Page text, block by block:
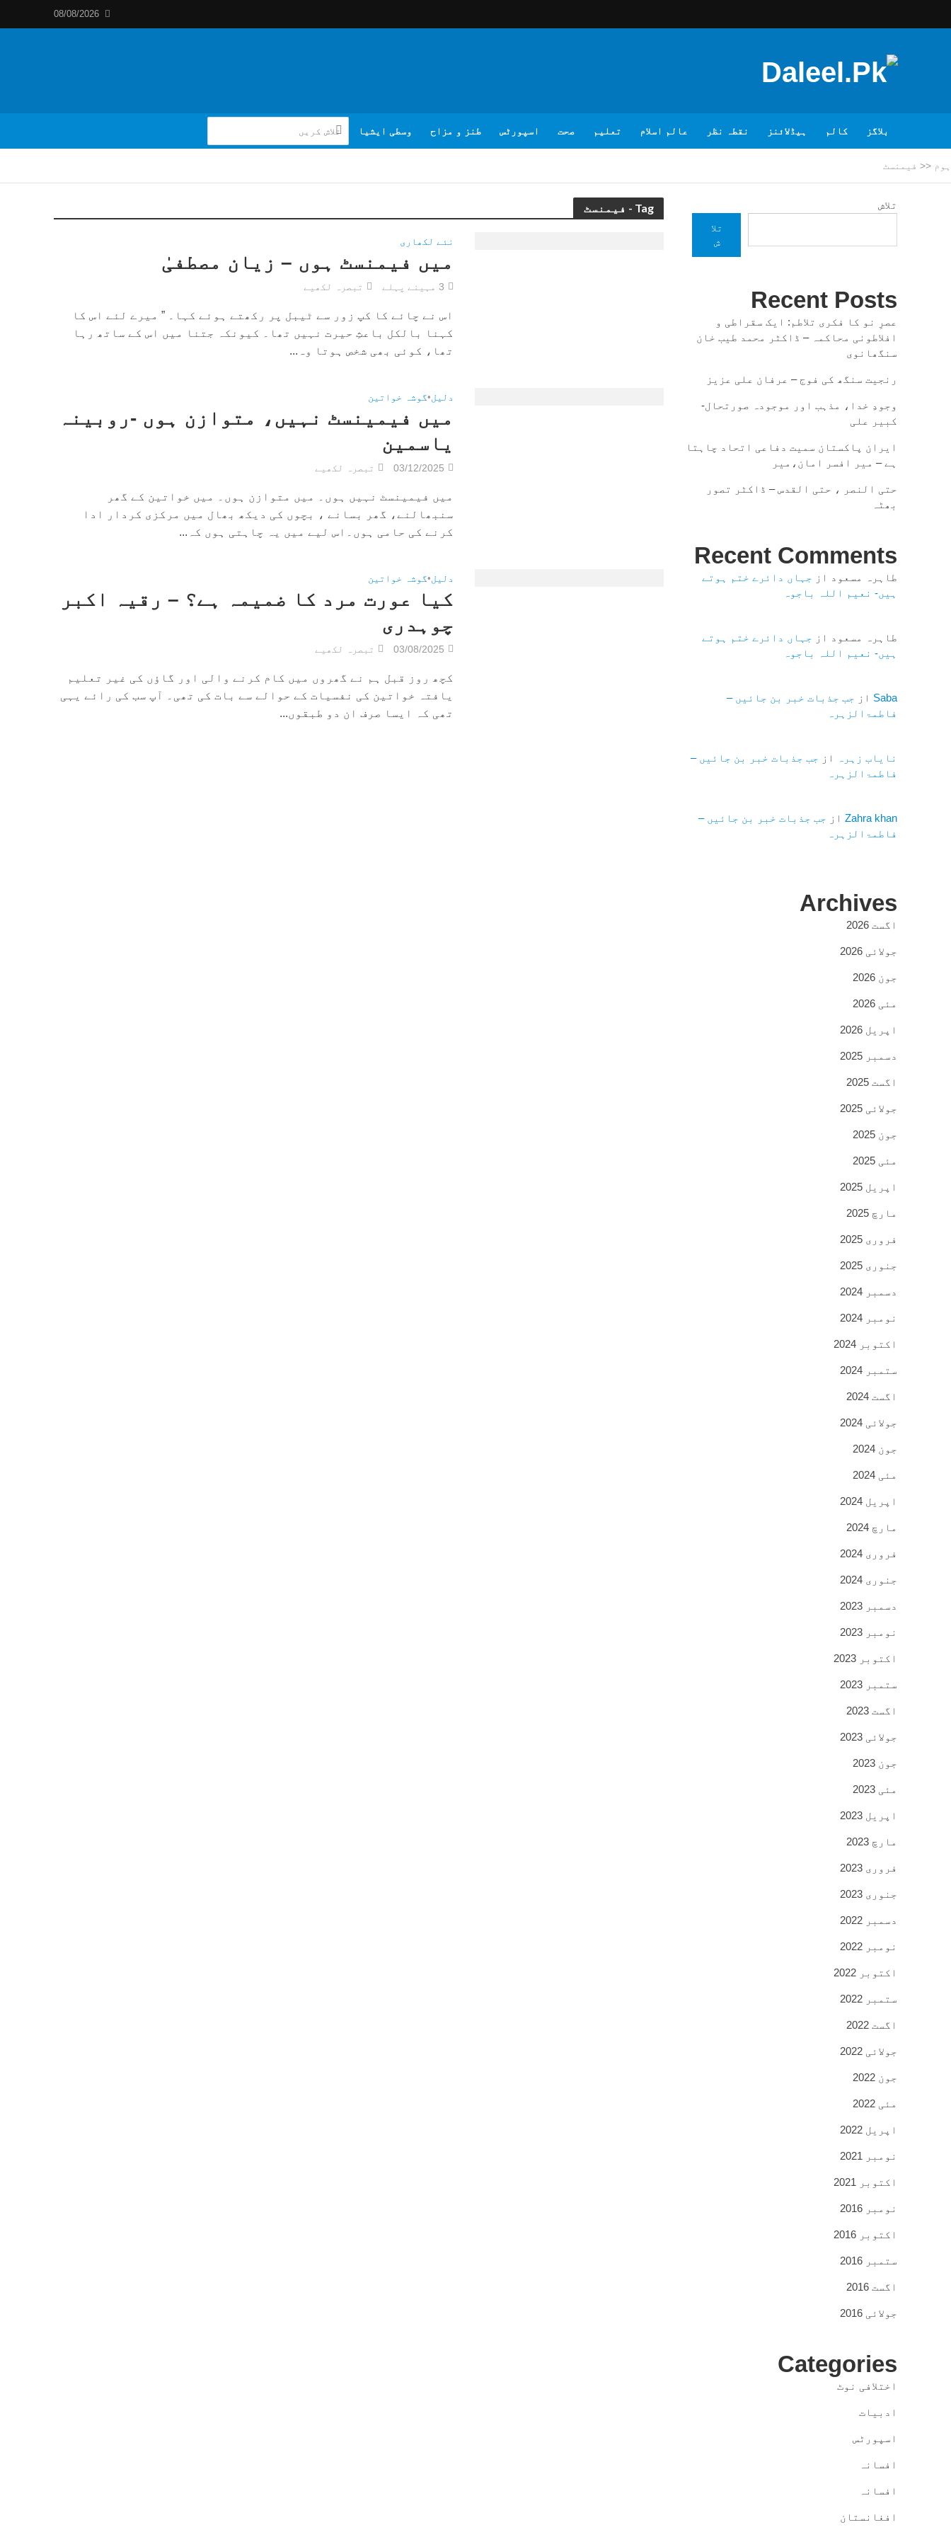
08/08/2026
بلاگز کالم ہیڈلائنز نقطہ نظر عالم اسلام تعلیم صحت اسپورٹس طنز و مزاح وسطی ایشیا
ہوم << فیمنسٹ
Tag - فیمنسٹ
نئے لکھاری
میں فیمنسٹ ہوں – زیان مصطفیٰ
3 مہینے پہلے تبصرہ لکھیے
اس نے چائے کا کپ زور سے ٹیبل پر رکھتے ہوئے کہا۔ ” میرے لئے اس کا
کہنا بالکل باعثِ حیرت نہیں تھا۔ کیونکہ جتنا میں اس کے ساتھ رہا
تھا، کوئی بھی شخص ہوتا وہ...
دلیل•گوشہ خواتین
میں فیمینسٹ نہیں، متوازن ہوں -روبینہ
یاسمین
03/12/2025 تبصرہ لکھیے
میں فیمینسٹ نہیں ہوں۔ میں متوازن ہوں۔ میں خواتین کے گھر
سنبھالنے، گھر بسانے ، بچوں کی دیکھ بھال میں مرکزی کردار ادا
کرنے کی حامی ہوں۔اس لیے میں یہ چاہتی ہوں کہ...
دلیل•گوشہ خواتین
کیا عورت مرد کا ضمیمہ ہے؟ – رقیہ اکبر
چوہدری
03/08/2025 تبصرہ لکھیے
کچھ روز قبل ہم نے گھروں میں کام کرنے والی اور گاؤں کی غیر تعلیم
یافتہ خواتین کی نفسیات کے حوالے سے بات کی تھی۔ آپ سب کی رائے یہی
تھی کہ ایسا صرف ان دو طبقوں...
تلاش
تلا
ش
Recent Posts
عصرِ نو کا فکری تلاطم: ایک سقراطی و
افلاطونی محاکمہ – ڈاکٹر محمد طیب خان
سنگھانوی
رنجیت سنگھ کی فوج – عرفان علی عزیز
وجودِ خدا، مذہب اور موجودہ صورتحال-
کبیر علی
ایران پاکستان سمیت دفاعی اتحاد چاہتا
ہے – میر افسر امان،میر
حتی النصر ، حتی القدس – ڈاکٹر تصور
بھٹہ
Recent Comments
طاہرہ مسعود از جہاں دائرے ختم ہوتے
ہیں- نعیم اللہ باجوہ
طاہرہ مسعود از جہاں دائرے ختم ہوتے
ہیں- نعیم اللہ باجوہ
Saba از جب جذبات خبر بن جائیں –
فاطمۃالزہرہ
نایاب زہرہ از جب جذبات خبر بن جائیں –
فاطمۃالزہرہ
Zahra khanاز جب جذبات خبر بن جائیں –
فاطمۃالزہرہ
Archives
اگست 2026
جولائی 2026
جون 2026
مئی 2026
اپریل 2026
دسمبر 2025
اگست 2025
جولائی 2025
جون 2025
مئی 2025
اپریل 2025
مارچ 2025
فروری 2025
جنوری 2025
دسمبر 2024
نومبر 2024
اکتوبر 2024
ستمبر 2024
اگست 2024
جولائی 2024
جون 2024
مئی 2024
اپریل 2024
مارچ 2024
فروری 2024
جنوری 2024
دسمبر 2023
نومبر 2023
اکتوبر 2023
ستمبر 2023
اگست 2023
جولائی 2023
جون 2023
مئی 2023
اپریل 2023
مارچ 2023
فروری 2023
جنوری 2023
دسمبر 2022
نومبر 2022
اکتوبر 2022
ستمبر 2022
اگست 2022
جولائی 2022
جون 2022
مئی 2022
اپریل 2022
نومبر 2021
اکتوبر 2021
نومبر 2016
اکتوبر 2016
ستمبر 2016
اگست 2016
جولائی 2016
Categories
اختلافی نوٹ
ادبیات
اسپورٹس
افسانہ
افسانہ
افغانستان